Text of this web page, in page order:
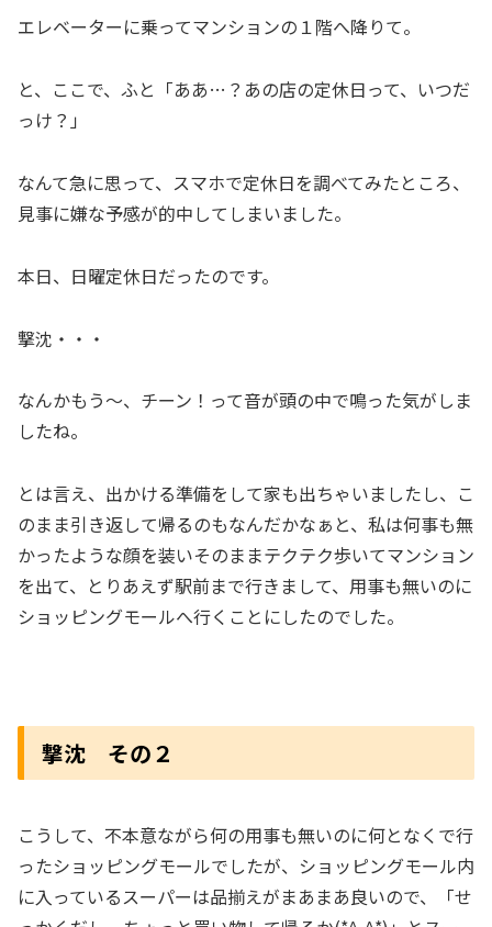
エレベーターに乗ってマンションの１階へ降りて。
と、ここで、ふと「ああ…？あの店の定休日って、いつだ
っけ？」
なんて急に思って、スマホで定休日を調べてみたところ、
見事に嫌な予感が的中してしまいました。
本日、日曜定休日だったのです。
撃沈・・・
なんかもう～、チーン！って音が頭の中で鳴った気がしま
したね。
とは言え、出かける準備をして家も出ちゃいましたし、こ
のまま引き返して帰るのもなんだかなぁと、私は何事も無
かったような顔を装いそのままテクテク歩いてマンション
を出て、とりあえず駅前まで行きまして、用事も無いのに
ショッピングモールへ行くことにしたのでした。
撃沈 その２
こうして、不本意ながら何の用事も無いのに何となくで行
ったショッピングモールでしたが、ショッピングモール内
に入っているスーパーは品揃えがまあまあ良いので、「せ